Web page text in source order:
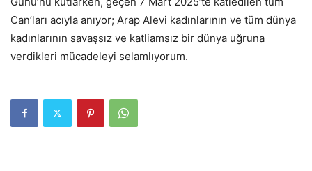
Can’ları acıyla anıyor; Arap Alevi kadınlarının ve tüm dünya
kadınlarının savaşsız ve katliamsız bir dünya uğruna
verdikleri mücadeleyi selamlıyorum.